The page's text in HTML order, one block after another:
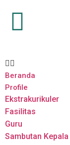
Beranda
Profile
Ekstrakurikuler
Fasilitas
Guru
Sambutan